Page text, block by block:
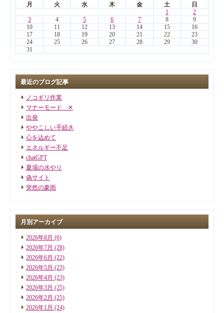
月
火 水 木 金 土
日
1
2
3
4 5 6 7 8
9
10
11 12 13 14 15
16
17
18 19 20 21 22
23
24
25 26 27 28 29
30
31
最近のブログ記事
ノコギリ作業
マナーモード ✕
出発
ややこしい手続き
心を込めて
エネルギー不足
chatGPT
夏場の水やり
偽サイト
突然の豪雨
月別アーカイブ
2026年8月 (6)
2026年7月 (28)
2026年6月 (22)
2026年5月 (23)
2026年4月 (23)
2026年3月 (25)
2026年2月 (25)
2026年1月 (24)